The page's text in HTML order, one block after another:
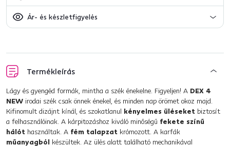
Ár- és készletfigyelés
Termékleírás
Lágy és gyengéd formák, mintha a szék énekelne. Figyeljen! A DEX 4
NEW irodai szék csak önnek énekel, és minden nap örömet okoz majd.
Kifinomult dizájnt kínál, és szokatlanul kényelmes üléseket biztosít
a felhasználóinak. A kárpitozáshoz kiváló minőségű fekete színű
hálót használtak. A fém talapzat krómozott. A karfák
műanyagból készültek. Az ülés alatt található mechanikával